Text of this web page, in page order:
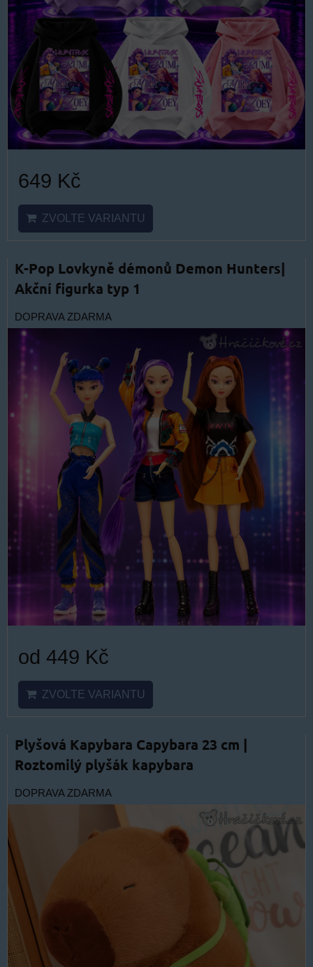
649 Kč
ZVOLTE VARIANTU
K-Pop Lovkyně démonů Demon Hunters|
Akční figurka typ 1
DOPRAVA ZDARMA
od 449 Kč
ZVOLTE VARIANTU
Plyšová Kapybara Capybara 23 cm |
Roztomilý plyšák kapybara
DOPRAVA ZDARMA